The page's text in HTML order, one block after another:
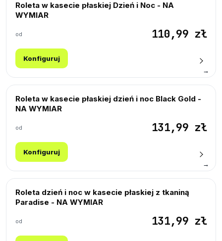
Roleta w kasecie płaskiej Dzień i Noc - NA
WYMIAR
od 110,99 zł
Konfiguruj
→
Roleta w kasecie płaskiej dzień i noc Black Gold -
NA WYMIAR
od 131,99 zł
Konfiguruj
→
Roleta dzień i noc w kasecie płaskiej z tkaniną
Paradise - NA WYMIAR
od 131,99 zł